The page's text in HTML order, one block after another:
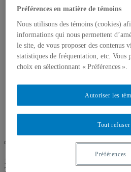
Témoignages
Ententes de groupes
Mon dossier
Questions-réponses
Formation sur mesure
Nos formateurs
Nous joindre
Cours du soir | Formation
Séjours linguistiques
Formation sur mesure
Compétences linguistiques
Préférences en matière de témoins
Nous utilisons des témoins (cookies)
informations qui nous permettent
le site, de vous proposer des contenus
statistiques de fréquentation, etc. Vous
choix en sélectionnant « Préférences ».
Tout refuser
Autoriser les
Préférences